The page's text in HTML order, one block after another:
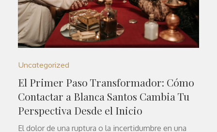
Uncategorized
El Primer Paso Transformador: Cómo
Contactar a Blanca Santos Cambia Tu
Perspectiva Desde el Inicio
El dolor de una ruptura o la incertidumbre en una